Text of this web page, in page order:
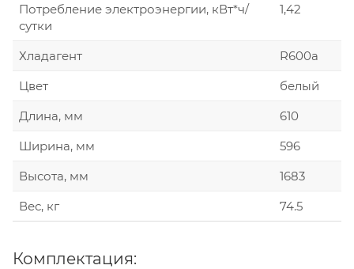
Потребление электроэнергии, кВт*ч/
сутки
1,42
Хладагент
R600а
Цвет
белый
Длина, мм
610
Ширина, мм
596
Высота, мм
1683
Вес, кг
74.5
Комплектация: